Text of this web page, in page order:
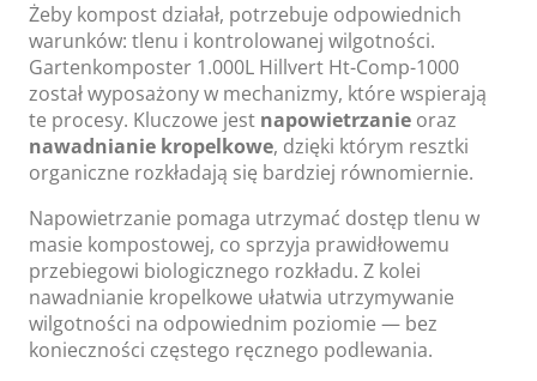
Żeby kompost działał, potrzebuje odpowiednich
warunków: tlenu i kontrolowanej wilgotności.
Gartenkomposter 1.000L Hillvert Ht-Comp-1000
został wyposażony w mechanizmy, które wspierają
te procesy. Kluczowe jest napowietrzanie oraz
nawadnianie kropelkowe, dzięki którym resztki
organiczne rozkładają się bardziej równomiernie.
Napowietrzanie pomaga utrzymać dostęp tlenu w
masie kompostowej, co sprzyja prawidłowemu
przebiegowi biologicznego rozkładu. Z kolei
nawadnianie kropelkowe ułatwia utrzymywanie
wilgotności na odpowiednim poziomie — bez
konieczności częstego ręcznego podlewania.